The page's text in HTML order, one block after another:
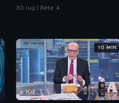
30 lug | Rete 4
10 MIN